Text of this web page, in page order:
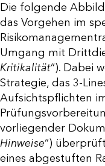
Die folgende
das Vorgehen im
Umgang mit
Kritikalität“). Dabei
Strategie, das 3-
Aufsichtspflichten
vorliegender
Hinweise“)
eines abgestuften